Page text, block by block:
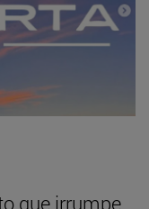
que irrumpe